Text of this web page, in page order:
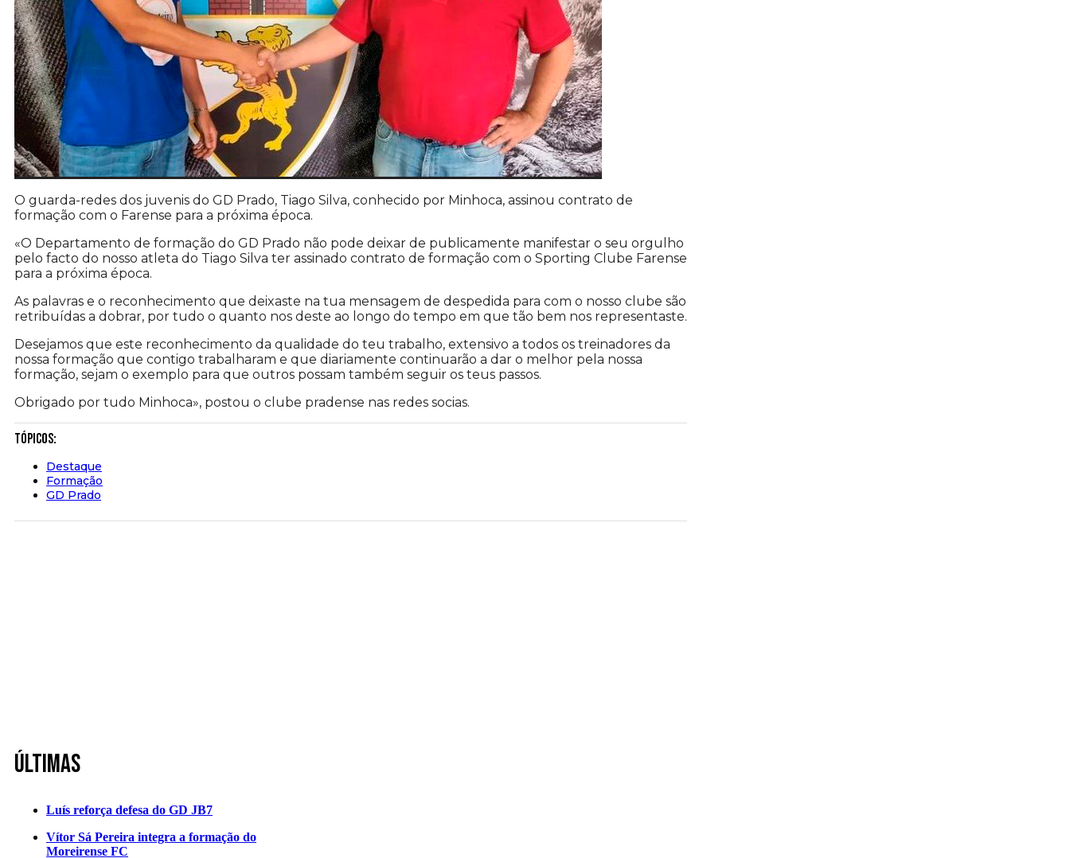
O guarda-redes dos juvenis do GD Prado, Tiago Silva, conhecido por Minhoca, assinou contrato de
formação com o Farense para a próxima época.
«O Departamento de formação do GD Prado não pode deixar de publicamente manifestar o seu orgulho
pelo facto do nosso atleta do Tiago Silva ter assinado contrato de formação com o Sporting Clube Farense
para a próxima época.
As palavras e o reconhecimento que deixaste na tua mensagem de despedida para com o nosso clube são
retribuídas a dobrar, por tudo o quanto nos deste ao longo do tempo em que tão bem nos representaste.
Desejamos que este reconhecimento da qualidade do teu trabalho, extensivo a todos os treinadores da
nossa formação que contigo trabalharam e que diariamente continuarão a dar o melhor pela nossa
formação, sejam o exemplo para que outros possam também seguir os teus passos.
Obrigado por tudo Minhoca», postou o clube pradense nas redes socias.
Tópicos:
Destaque
Formação
GD Prado
Últimas
Luís reforça defesa do GD JB7
Vítor Sá Pereira integra a formação do
Moreirense FC